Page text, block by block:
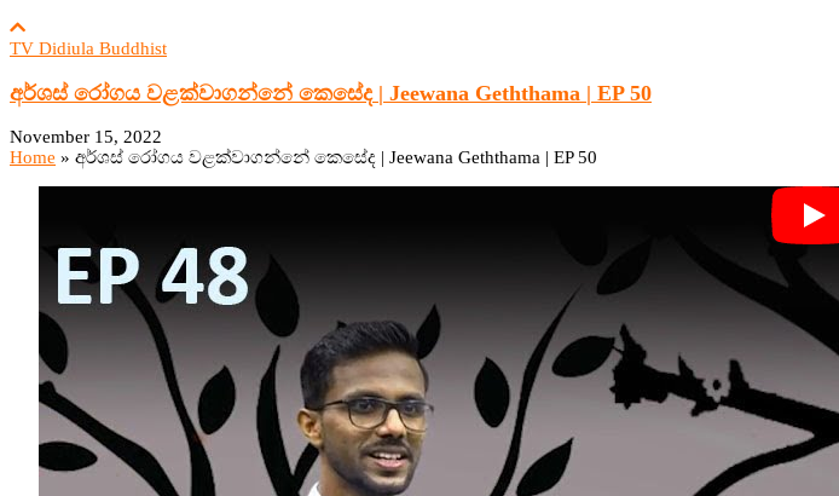
TV Didiula Buddhist
අර්ශස් රෝගය වළක්වාගන්නේ කෙසේද | Jeewana Geththama | EP 50
November 15, 2022
Home » අර්ශස් රෝගය වළක්වාගන්නේ කෙසේද | Jeewana Geththama | EP 50